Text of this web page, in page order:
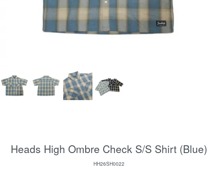
Heads High Ombre Check S/S Shirt (Blue)
HH26SH0022